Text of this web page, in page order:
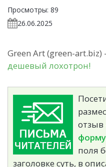
Просмотры: 89
26.06.2025
Green Art (green-
дешевый лохотрон!
отзыв
поля
заголовке суть, в